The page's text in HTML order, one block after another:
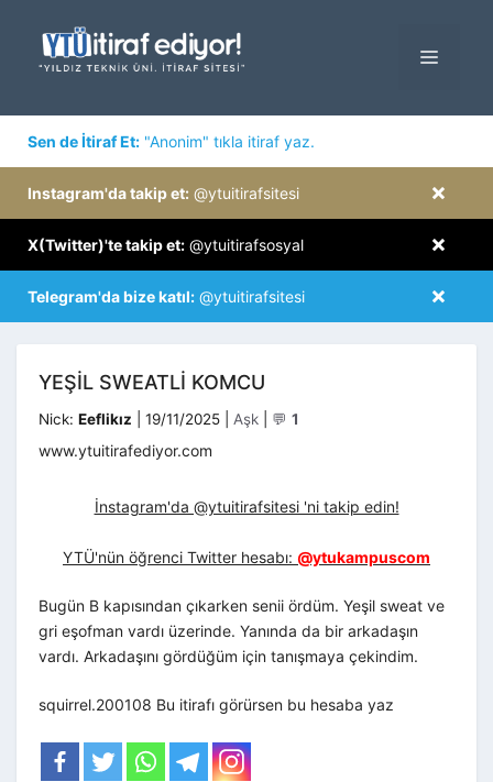
MENÜ
Sen de İtiraf Et: "Anonim" tıkla itiraf yaz.
×
Instagram'da takip et: @ytuitirafsitesi
×
X(Twitter)'te takip et: @ytuitirafsosyal
×
Telegram'da bize katıl: @ytuitirafsitesi
YEŞİL SWEATLİ KOMCU
Nick: Eeflikız 19/11/2025 Kategoriler
Aşk 💬 1
www.ytuitirafediyor.com
İnstagram'da @ytuitirafsitesi 'ni takip edin!
YTÜ'nün öğrenci Twitter hesabı: @ytukampuscom
Bugün B kapısından çıkarken senii ördüm. Yeşil sweat ve
gri eşofman vardı üzerinde. Yanında da bir arkadaşın
vardı. Arkadaşını gördüğüm için tanışmaya çekindim.
squirrel.200108 Bu itirafı görürsen bu hesaba yaz